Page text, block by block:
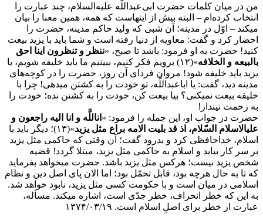
من در میان کلمات حضرت ابی‌عبداللَّه علیه‌السلام، چند عبارت را
انتخاب کرده‌ام – البته بیش از اینهاست که همه، همین معنا را بیان
میکند – اوّل در مدینه؛ آن شبی که ولید حاکم مدینه، حضرت را
احضار کرد و گفت: معاویه از دنیا رفته است و شما باید با یزید بیعت
کنید! حضرت به او فرمود: باشد تا صبح، «ننظر و تنظرون اینا احق
بالبیعه و الخلافه
»(۱۲) برویم فکر کنیم، ببینیم ما باید خلیفه شویم، یا
یزید باید خلیفه شود! مروان فردای آن روز، حضرت را در کوچه‌های
مدینه دید، گفت: یا اباعبداللَّه، تو خودت را به کشتن میدهی! چرا با
خلیفه بیعت نمیکنی؟ بیا بیعت کن، خودت را به کشتن نده؛ خودت را
به زحمت نینداز!
حضرت در جواب او، این جمله را فرمود: « اناللَّه و انا الیه راجعون و
علیالاسلام السّلام، اذ قد بلیت الامه براع مثل یزید
»(۱۳)؛ دیگر باید با
اسلام، خداحافظی کرد و بدرود گفت؛ آن وقتی که حاکمی مثل یزید
بر سر کار بیاید و اسلام به حاکمی مثل یزید، مبتلا گردد! قضیه
شخص یزید نیست؛ هرکس مثل یزید باشد. حضرت میخواهد بفرماید
که تا به حال هرچه بود، قابل تحمّل بود؛ اما الان پای اصل دین و نظام
اسلامی در میان است و با حکومت کسی مثل یزید، نابود خواهد شد.
به این که خطر انحراف، خطر جدّی است، اشاره میکند. مسأله،
عبارت از خطر برای اصلِ اسلام است. ۱۳۷۴/۰۳/۱۹